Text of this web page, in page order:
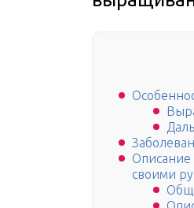
Описание
своими